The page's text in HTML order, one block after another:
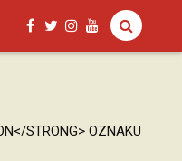
STRONG> OZNAKU